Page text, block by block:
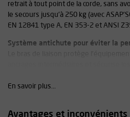
retrait à tout point de la corde, sans
le secours jusqu'à 250 kg (avec
EN 12841 type A, EN 353-2 et ANSI
Système antichute pour éviter la
Polyvalence pour les accès sur
des conditions difficiles (cordes
En savoir plus...
Avantages et inconvénients